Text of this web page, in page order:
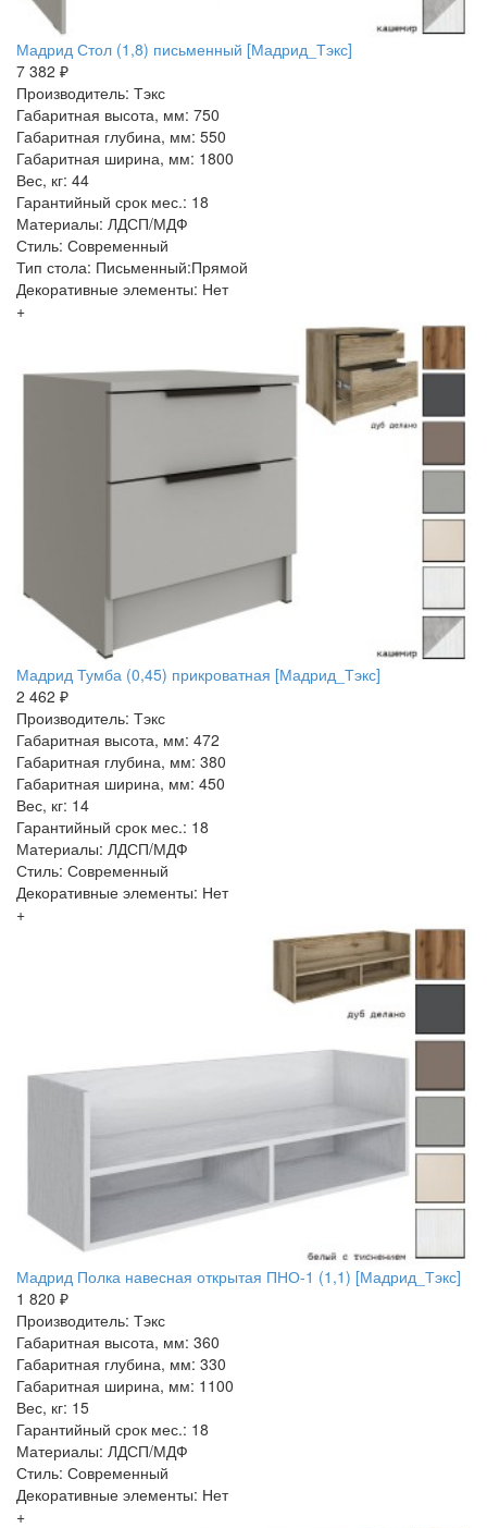
Мадрид Стол (1,8) письменный [Мадрид_Тэкс]
7 382 ₽
Производитель: Тэкс
Габаритная высота, мм: 750
Габаритная глубина, мм: 550
Габаритная ширина, мм: 1800
Вес, кг: 44
Гарантийный срок мес.: 18
Материалы: ЛДСП/МДФ
Стиль: Современный
Тип стола: Письменный:Прямой
Декоративные элементы: Нет
+
Мадрид Тумба (0,45) прикроватная [Мадрид_Тэкс]
2 462 ₽
Производитель: Тэкс
Габаритная высота, мм: 472
Габаритная глубина, мм: 380
Габаритная ширина, мм: 450
Вес, кг: 14
Гарантийный срок мес.: 18
Материалы: ЛДСП/МДФ
Стиль: Современный
Декоративные элементы: Нет
+
Мадрид Полка навесная открытая ПНО-1 (1,1) [Мадрид_Тэкс]
1 820 ₽
Производитель: Тэкс
Габаритная высота, мм: 360
Габаритная глубина, мм: 330
Габаритная ширина, мм: 1100
Вес, кг: 15
Гарантийный срок мес.: 18
Материалы: ЛДСП/МДФ
Стиль: Современный
Декоративные элементы: Нет
+